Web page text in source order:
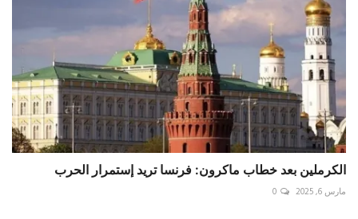
الكرملين بعد خطاب ماكرون: فرنسا تريد إستمرار الحرب
مارس 6, 2025 0